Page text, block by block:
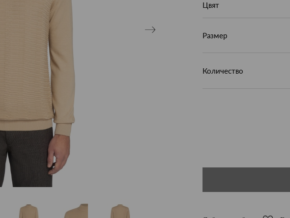
Цвят
Размер
Количество